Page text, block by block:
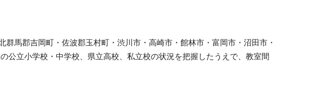
馬郡吉岡町・佐波郡玉村町・渋川市・高崎市・館林市・富岡市・沼田市・
公立小学校・中学校、県立高校、私立校の状況を把握したうえで、教室間